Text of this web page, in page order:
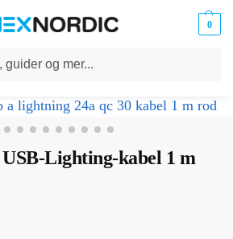
0
Lighting-kabel 1 m